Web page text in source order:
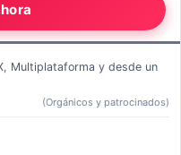
Multiplataforma y desde un
(Orgánicos y patrocinados)